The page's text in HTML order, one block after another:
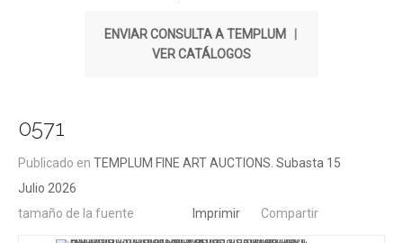
ENVIAR CONSULTA A TEMPLUM
VER CATÁLOGOS
0571
Publicado en TEMPLUM FINE ART AUCTIONS. Subasta 15
Julio 2026
tamaño de la fuente
Imprimir Compartir